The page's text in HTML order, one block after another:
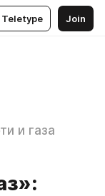
Join
и газа